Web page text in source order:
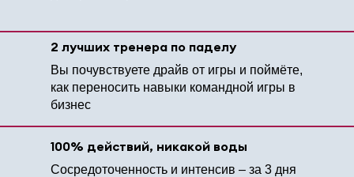
2 лучших тренера по паделу
100% действий, никакой воды
Вы почувствуете драйв от игры и поймёте,
как переносить навыки командной игры в
бизнес
Сосредоточенность и интенсив – за 3 дня